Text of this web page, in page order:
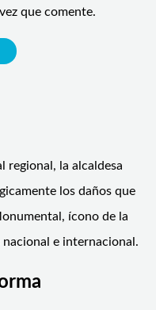
que comente.
regional, la alcaldesa
los daños que
ícono de la
e internacional.